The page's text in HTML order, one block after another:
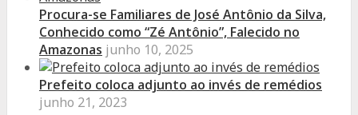
Procura-se Familiares de José Antônio da Silva,
Conhecido como “Zé Antônio”, Falecido no
Amazonas junho 10, 2025
Prefeito coloca adjunto ao invés de remédios
junho 21, 2023